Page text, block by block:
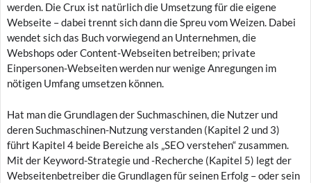
werden. Die Crux ist natürlich die Umsetzung für die eigene
Webseite – dabei trennt sich dann die Spreu vom Weizen. Dabei
wendet sich das Buch vorwiegend an Unternehmen, die
Webshops oder Content-Webseiten betreiben; private
Einpersonen-Webseiten werden nur wenige Anregungen im
nötigen Umfang umsetzen können.
Hat man die Grundlagen der Suchmaschinen, die Nutzer und
deren Suchmaschinen-Nutzung verstanden (Kapitel 2 und 3)
führt Kapitel 4 beide Bereiche als „SEO verstehen“ zusammen.
Mit der Keyword-Strategie und -Recherche (Kapitel 5) legt der
Webseitenbetreiber die Grundlagen für seinen Erfolg – oder sein